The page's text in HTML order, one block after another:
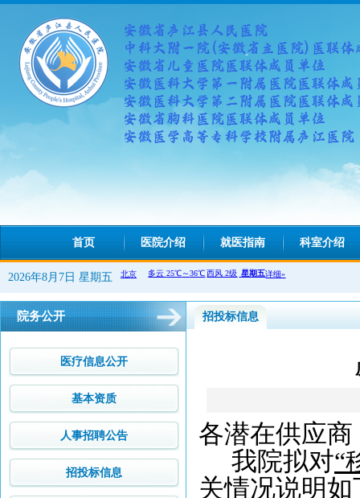
首页 医院介绍 就医指南 科室介绍
2026年8月7日 星期五
院务公开
医疗信息公开
基本资质
人事招聘公告
招投标信息
招投标信息
各潜在供应商
我院拟对“
关情况说明如